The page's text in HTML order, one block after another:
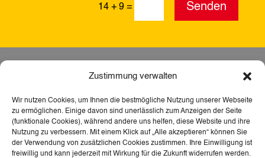
Zustimmung verwalten
Wir nutzen Cookies, um Ihnen die bestmögliche Nutzung unserer Webseite
zu ermöglichen. Einige davon sind unerlässlich zum Anzeigen der Seite
(funktionale Cookies), während andere uns helfen, diese Website und ihre
Nutzung zu verbessern. Mit einem Klick auf „Alle akzeptieren“ können Sie
der Verwendung von zusätzlichen Cookies zustimmen. Ihre Einwilligung ist
freiwillig und kann jederzeit mit Wirkung für die Zukunft widerrufen werden.
14 + 9 = Senden